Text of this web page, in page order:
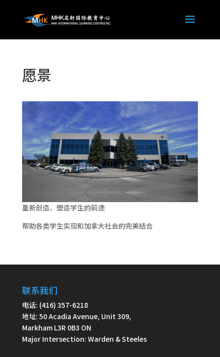
愿景
重新创造、塑造学生的前途
帮助各类学生实现和加拿大社会的完美结合
联系我们
电话: (416) 357-6218
地址: 50 Acadia Avenue, Unit 309,
Markham L3R 0B3 ON
Major Intersection: Warden & Steeles